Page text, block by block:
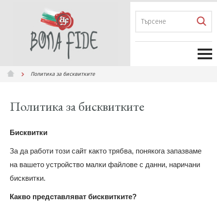
Политика за бисквитките
Политика за бисквитките
Бисквитки
За да работи този сайт както трябва, понякога запазваме
на вашето устройство малки файлове с данни, наричани
бисквитки.
Какво представляват бисквитките?